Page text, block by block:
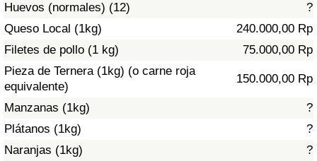
Huevos (normales) (12)
?
Queso Local (1kg)
240.000,00 Rp
Filetes de pollo (1 kg)
75.000,00 Rp
Pieza de Ternera (1kg) (o carne roja
equivalente)
150.000,00 Rp
Manzanas (1kg)
?
Plátanos (1kg)
?
Naranjas (1kg)
?
Índice de Sanidad
Índice de Sanidad por País
Contaminación
Índice de Contaminación (Actual)
Índice de contaminación